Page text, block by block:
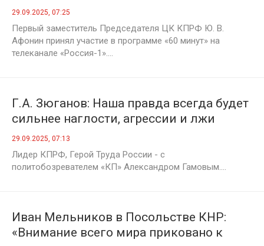
самые острые экономические
проблемы страны и предложил пути их
решения
29.09.2025, 07:25
Первый заместитель Председателя ЦК КПРФ Ю. В.
Афонин принял участие в программе «60 минут» на
телеканале «Россия-1»....
Г.А. Зюганов: Наша правда всегда будет
сильнее наглости, агрессии и лжи
Европы
29.09.2025, 07:13
Лидер КПРФ, Герой Труда России - с
политобозревателем «КП» Александром Гамовым....
Иван Мельников в Посольстве КНР:
«Внимание всего мира приковано к